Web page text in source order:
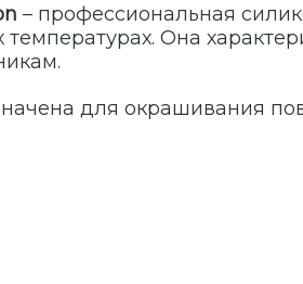
– профессиональная
Она
для окрашивания